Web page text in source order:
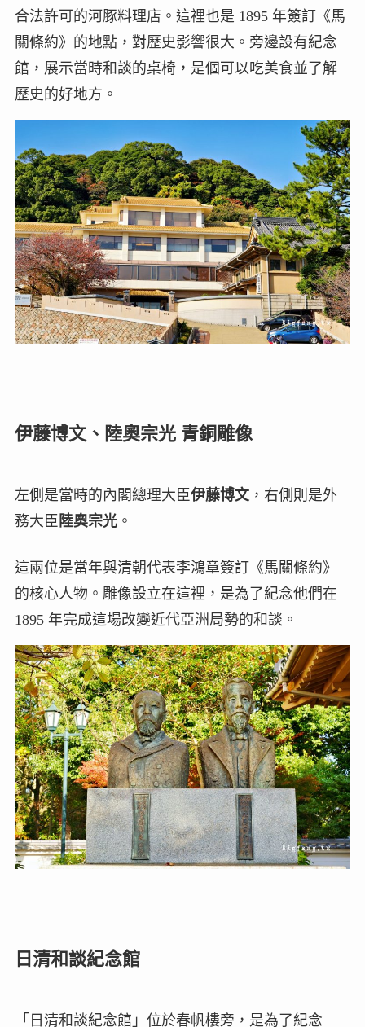
合法許可的河豚料理店。這裡也是 1895 年簽訂《馬
關條約》的地點，對歷史影響很大。旁邊設有紀念
館，展示當時和談的桌椅，是個可以吃美食並了解
歷史的好地方。
伊藤博文、陸奧宗光 青銅雕像
左側是當時的內閣總理大臣伊藤博文，右側則是外
務大臣 陸奧宗光。
這兩位是當年與清朝代表李鴻章簽訂《馬關條約》
的核心人物。雕像設立在這裡，是為了紀念他們在
1895 年完成這場改變近代亞洲局勢的和談。
日清和談紀念館
「日清和談紀念館」位於春帆樓旁，是為了紀念